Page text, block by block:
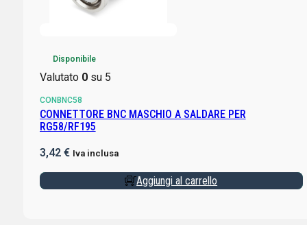
Disponibile
Valutato 0su 5
CONBNC58
CONNETTORE BNC MASCHIO A SALDARE PER
RG58/RF195
3,42 € Iva inclusa
Aggiungi al carrello